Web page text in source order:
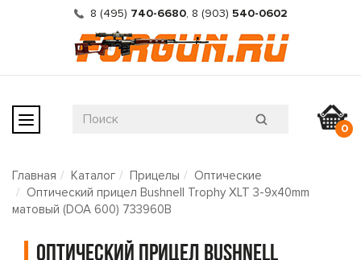
8 (495) 740-6680, 8 (903) 540-0602
0
Главная Каталог Прицелы
Оптические
Оптический прицел Bushnell Trophy XLT 3-9x40mm
матовый (DOA 600) 733960B
Оптический прицел Bushnell